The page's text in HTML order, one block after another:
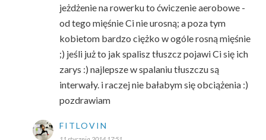
jeżdżenie na rowerku to ćwiczenie aerobowe -
od tego mięśnie Ci nie urosną; a poza tym
kobietom bardzo ciężko w ogóle rosną mięśnie
;) jeśli już to jak spalisz tłuszcz pojawi Ci się ich
zarys :) najlepsze w spalaniu tłuszczu są
interwały. i raczej nie bałabym się obciążenia :)
pozdrawiam
FITLOVIN